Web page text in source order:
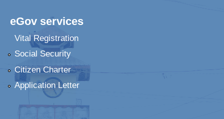
eGov services
Vital Registration
Social Security
Citizen Charter
Application Letter